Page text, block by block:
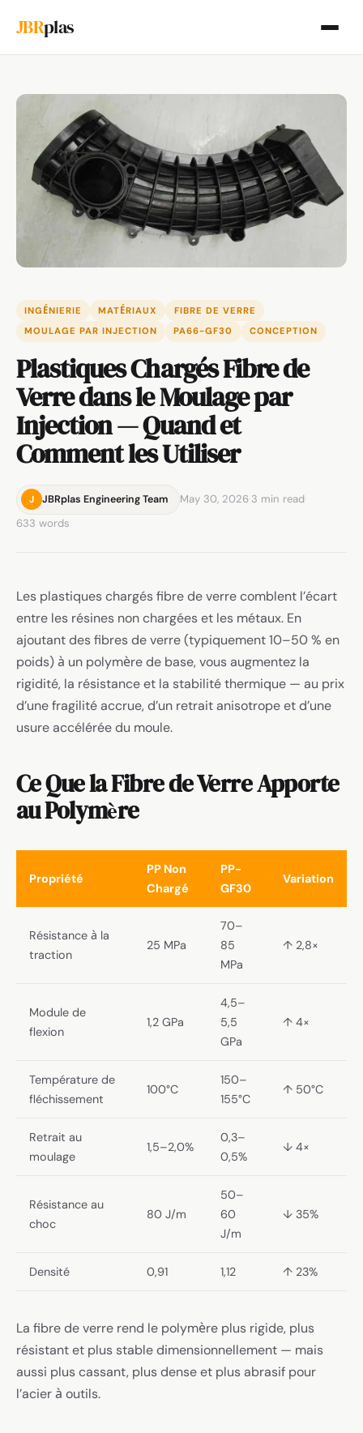
JBRplas
INGÉNIERIE MATÉRIAUX
FIBRE DE VERRE
MOULAGE PAR INJECTION
PA66-GF30 CONCEPTION
Plastiques Chargés Fibre de
Verre dans le Moulage par
Injection — Quand et
Comment les Utiliser
J JBRplas Engineering Team May 30, 2026·3 min read·
633 words
Les plastiques chargés fibre de verre comblent l’écart
entre les résines non chargées et les métaux. En
ajoutant des fibres de verre (typiquement 10–50 % en
poids) à un polymère de base, vous augmentez la
rigidité, la résistance et la stabilité thermique — au prix
d’une fragilité accrue, d’un retrait anisotrope et d’une
usure accélérée du moule.
Ce Que la Fibre de Verre Apporte
au Polymère
Propriété
PP Non
Chargé
PP-
GF30
Variation
Résistance à la
traction
25 MPa
70–
85
MPa
↑ 2,8×
Module de
flexion
1,2 GPa
4,5–
5,5
GPa
↑ 4×
Température de
fléchissement
100°C
150–
155°C
↑ 50°C
Retrait au
moulage
1,5–2,0%
0,3–
0,5%
↓ 4×
Résistance au
choc
80 J/m
50–
60
J/m
↓ 35%
Densité 0,91 1,12 ↑ 23%
La fibre de verre rend le polymère plus rigide, plus
résistant et plus stable dimensionnellement — mais
aussi plus cassant, plus dense et plus abrasif pour
l’acier à outils.